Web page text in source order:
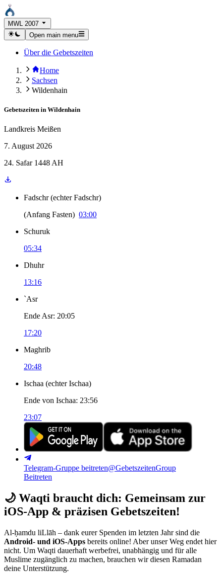
MWL 2007
Open main menu
Über die Gebetszeiten
Home
Sachsen
Wildenhain
Gebetszeiten in Wildenhain
Landkreis Meißen
7. August 2026
24. Safar 1448 AH
Fadschr (echter Fadschr)
(Anfang Fasten) 03:00
Schuruk
05:34
Dhuhr
13:16
`Asr
Ende Asr: 20:05
17:20
Maghrib
20:48
Ischaa (echter Ischaa)
Ende von Ischaa: 23:56
23:07
Telegram-Gruppe beitreten@GebetszeitenGroup
Beitreten
🌙 Waqti braucht dich: Gemeinsam zur
iOS-App & präzisen Gebetszeiten!
Al-ḥamdu liLlāh – dank eurer Spenden im letzten Jahr sind die
Android- und iOS-Apps bereits online! Aber unser Weg endet hier
nicht. Um Waqti dauerhaft werbefrei, unabhängig und für alle
Muslime zugänglich zu machen, brauchen wir diesen Ramadan
deine Unterstützung.